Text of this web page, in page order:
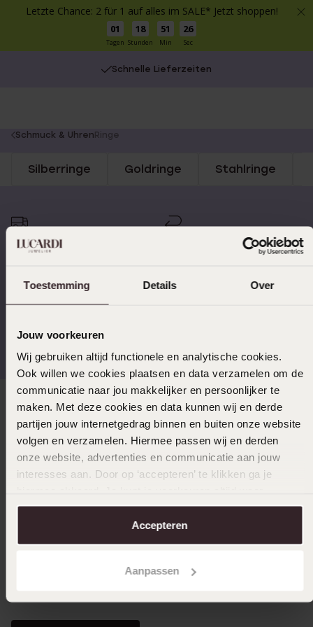
Letzte Chance: 2 für 1 auf alles im SALE* Jetzt shoppen!
01
Tagen
18
Stunden
51
Min
26
Sec
Toestemming Details Over
Jouw voorkeuren
Wij gebruiken altijd functionele en analytische cookies.
Ook willen we cookies plaatsen en data verzamelen om de
communicatie naar jou makkelijker en persoonlijker te
maken. Met deze cookies en data kunnen wij en derde
partijen jouw internetgedrag binnen en buiten onze website
volgen en verzamelen. Hiermee passen wij en derden
onze website, advertenties en communicatie aan jouw
interesses aan. Door op ‘accepteren’ te klikken ga je
aanpassen. Lees er meer over in onscookiebeleid.
Accepteren
Aanpassen
Schnelle Lieferzeiten
You
here:
Schmuck & Uhren Ringe
Silberringe Goldringe Stahlringe
Schnelle Lieferzeiten
14 Tage kostenlos
Kostenloser Versand ab
Direkt zu
Über Lucardi
Kundenservice